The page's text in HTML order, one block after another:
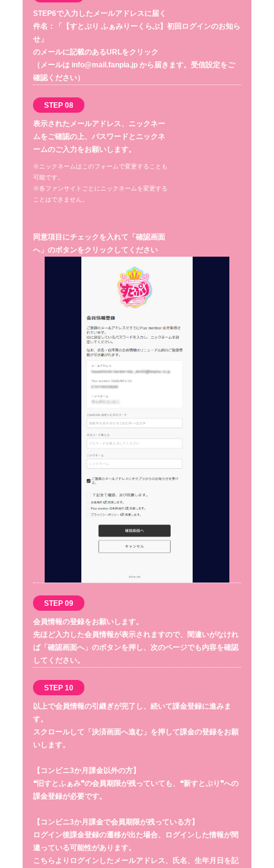
STEP6で入力したメールアドレスに届く
件名：「【すとぷり ふぁみりーくらぶ】初回ログインのお知ら
せ」
のメールに記載のあるURLをクリック
（メールは info@mail.fanpla.jp から届きます。受信設定をご
確認ください）
STEP 08
表示されたメールアドレス、ニックネー
ムをご確認の上、パスワードとニックネ
ームのご入力をお願いします。
※ニックネームはこのフォームで変更することも
可能です。
※各ファンサイトごとにニックネームを変更する
ことはできません。
同意項目にチェックを入れて「確認画面
へ」のボタンをクリックしてください
STEP 09
会員情報の登録をお願いします。
先ほど入力した会員情報が表示されますので、間違いがなけれ
ば「確認画面へ」のボタンを押し、次のページでも内容を確認
してください。
STEP 10
以上で会員情報の引継ぎが完了し、続いて課金登録に進みま
す。
スクロールして「決済画面へ進む」を押して課金の登録をお願
いします。
【コンビニ3か月課金以外の方】
❝旧すとふぁみ❞の会員期限が残っていても、❝新すとぷり❞への
課金登録が必要です。
【コンビニ3か月課金で会員期限が残っている方】
ログイン後課金登録の遷移が出た場合、ログインした情報が間
違っている可能性があります。
こちらよりログインしたメールアドレス、氏名、生年月日を記